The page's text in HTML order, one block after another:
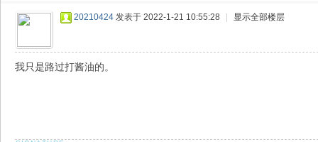
20210424 发表于 2022-1-21 10:55:28 显示全部楼层
我只是路过打酱油的。